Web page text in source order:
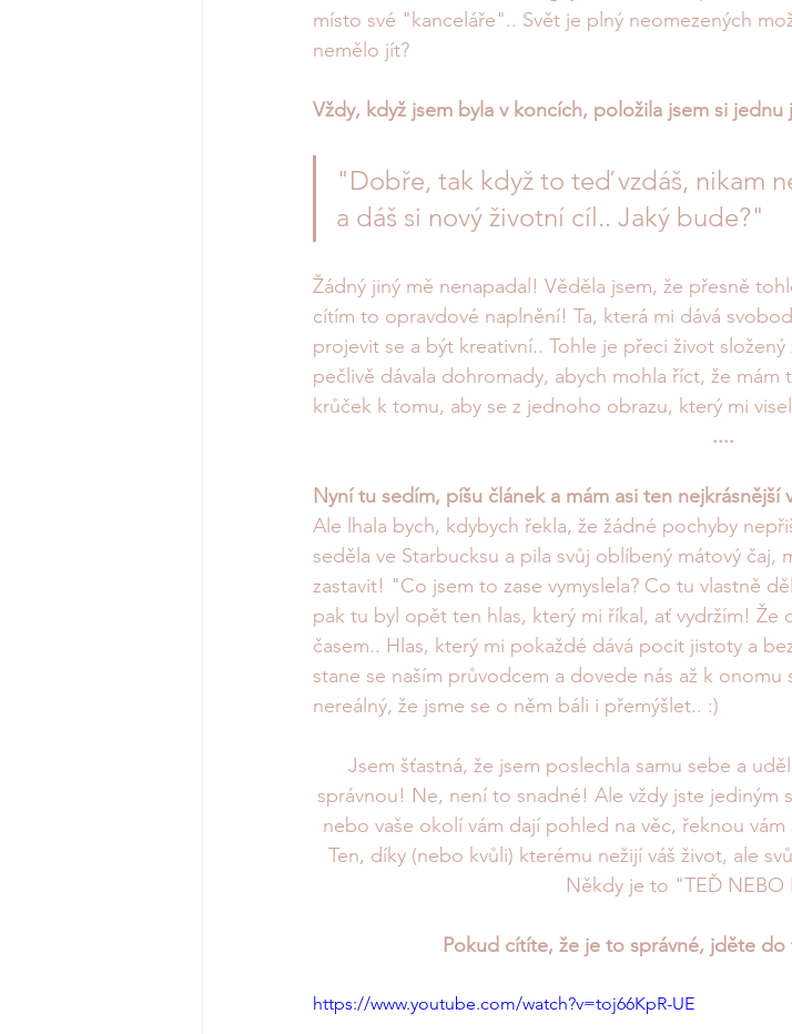
místo své "kanceláře".. Svět je plný neomezených
nemělo jít?
Vždy, když jsem byla v koncích, položila jsem si
"Dobře, tak když to teď vzdáš, nikam
a dáš si nový životní cíl.. Jaký bude?"
Žádný jiný mě nenapadal! Věděla jsem, že přesně
cítím to opravdové naplnění! Ta, která mi dává
projevit se a být kreativní.. Tohle je přeci život
pečlivě dávala dohromady, abych mohla říct, že mám
krůček k tomu, aby se z jednoho obrazu, který mi
....
Nyní tu sedím, píšu článek a mám asi ten nejkrásnější
Ale lhala bych, kdybych řekla, že žádné pochyby
seděla ve Starbucksu a pila svůj oblíbený mátový čaj,
zastavit! "Co jsem to zase vymyslela? Co tu vlastně
pak tu byl opět ten hlas, který mi říkal, ať vydržím!
časem.. Hlas, který mi pokaždé dává pocit jistoty a
stane se naším průvodcem a dovede nás až k onomu
nereálný, že jsme se o něm báli i přemýšlet.. :)
Jsem šťastná, že jsem poslechla samu sebe a
správnou! Ne, není to snadné! Ale vždy jste jediným
nebo vaše okolí vám dají pohled na věc, řeknou vám
Ten, díky (nebo kvůli) kterému nežijí váš život, ale
Někdy je to "TEĎ NEBO
Pokud cítíte, že je to správné, jděte
https://www.youtube.com/watch?v=toj66KpR-UE